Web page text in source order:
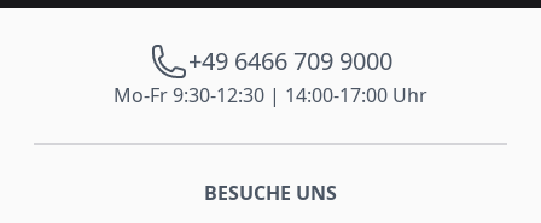
+49 6466 709 9000
Mo-Fr 9:30-12:30 | 14:00-17:00 Uhr
BESUCHE UNS